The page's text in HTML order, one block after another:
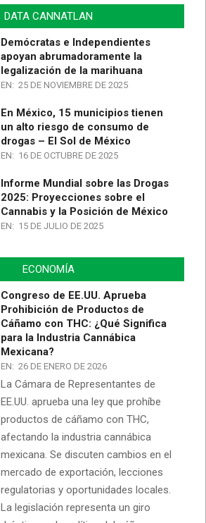
DATA CANNATLAN
Demócratas e Independientes
apoyan abrumadoramente la
legalización de la marihuana
EN: 25 DE NOVIEMBRE DE 2025
En México, 15 municipios tienen
un alto riesgo de consumo de
drogas – El Sol de México
EN: 16 DE OCTUBRE DE 2025
Informe Mundial sobre las Drogas
2025: Proyecciones sobre el
Cannabis y la Posición de México
EN: 15 DE JULIO DE 2025
ECONOMÍA
Congreso de EE.UU. Aprueba
Prohibición de Productos de
Cáñamo con THC: ¿Qué Significa
para la Industria Cannábica
Mexicana?
EN: 26 DE ENERO DE 2026
La Cámara de Representantes de
EE.UU. aprueba una ley que prohíbe
productos de cáñamo con THC,
afectando la industria cannábica
mexicana. Se discuten cambios en el
mercado de exportación, lecciones
regulatorias y oportunidades locales.
La legislación representa un giro